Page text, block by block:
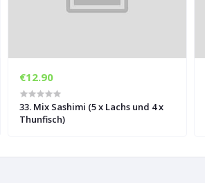
€12.90
33. Mix Sashimi (5 x Lachs und 4 x
Thunfisch)